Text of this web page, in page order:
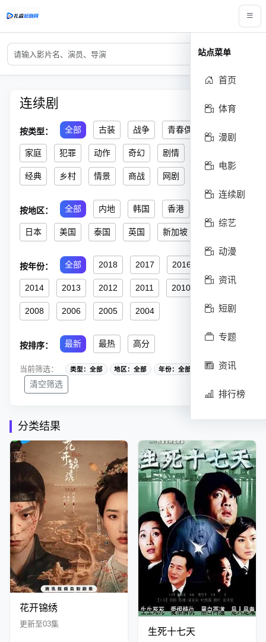
站点菜单
首页
体育
漫剧
电影
连续剧
综艺
动漫
资讯
短剧
专题
资讯
排行榜
搜索关键词
搜索
连续剧
按类型： 全部 古装 战争 青春偶像
家庭 犯罪 动作 奇幻 剧情
经典 乡村 情景 商战 网剧
按地区： 全部 内地 韩国 香港
日本 美国 泰国 英国 新加坡
按年份： 全部 2018 2017 2016
2014 2013 2012 2011 2010
2008 2006 2005 2004
按排序： 最新 最热 高分
当前筛选： 类型：全部 地区：全部 年份：全部 排序：最新
清空筛选
分类结果
花开锦绣
更新至03集
生死十七天